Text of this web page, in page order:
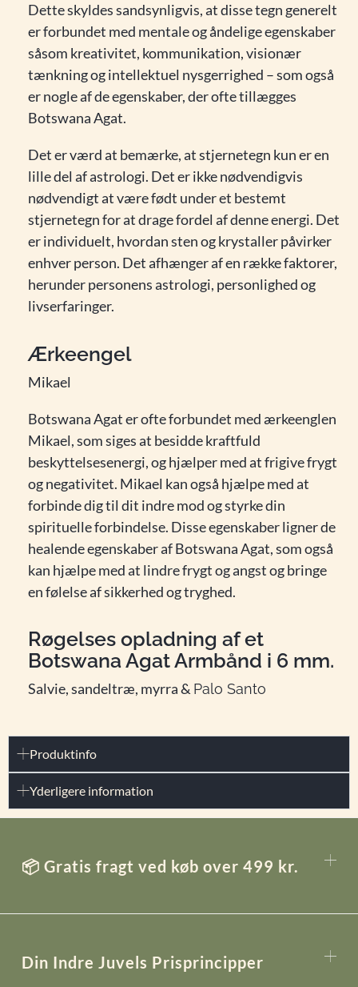
Dette skyldes sandsynligvis, at disse tegn generelt
er forbundet med mentale og åndelige egenskaber
såsom kreativitet, kommunikation, visionær
tænkning og intellektuel nysgerrighed – som også
er nogle af de egenskaber, der ofte tillægges
Botswana Agat.
Det er værd at bemærke, at stjernetegn kun er en
lille del af astrologi. Det er ikke nødvendigvis
nødvendigt at være født under et bestemt
stjernetegn for at drage fordel af denne energi. Det
er individuelt, hvordan sten og krystaller påvirker
enhver person. Det afhænger af en række faktorer,
herunder personens astrologi, personlighed og
livserfaringer.
Ærkeengel
Mikael
Botswana Agat er ofte forbundet med ærkeenglen
Mikael, som siges at besidde kraftfuld
beskyttelsesenergi, og hjælper med at frigive frygt
og negativitet. Mikael kan også hjælpe med at
forbinde dig til dit indre mod og styrke din
spirituelle forbindelse. Disse egenskaber ligner de
healende egenskaber af Botswana Agat, som også
kan hjælpe med at lindre frygt og angst og bringe
en følelse af sikkerhed og tryghed.
Røgelses opladning af et
Botswana Agat Armbånd i 6 mm.
Salvie, sandeltræ, myrra &Palo Santo
Produktinfo
Yderligere information
📦 Gratis fragt ved køb over 499 kr.
Din Indre Juvels Prisprincipper